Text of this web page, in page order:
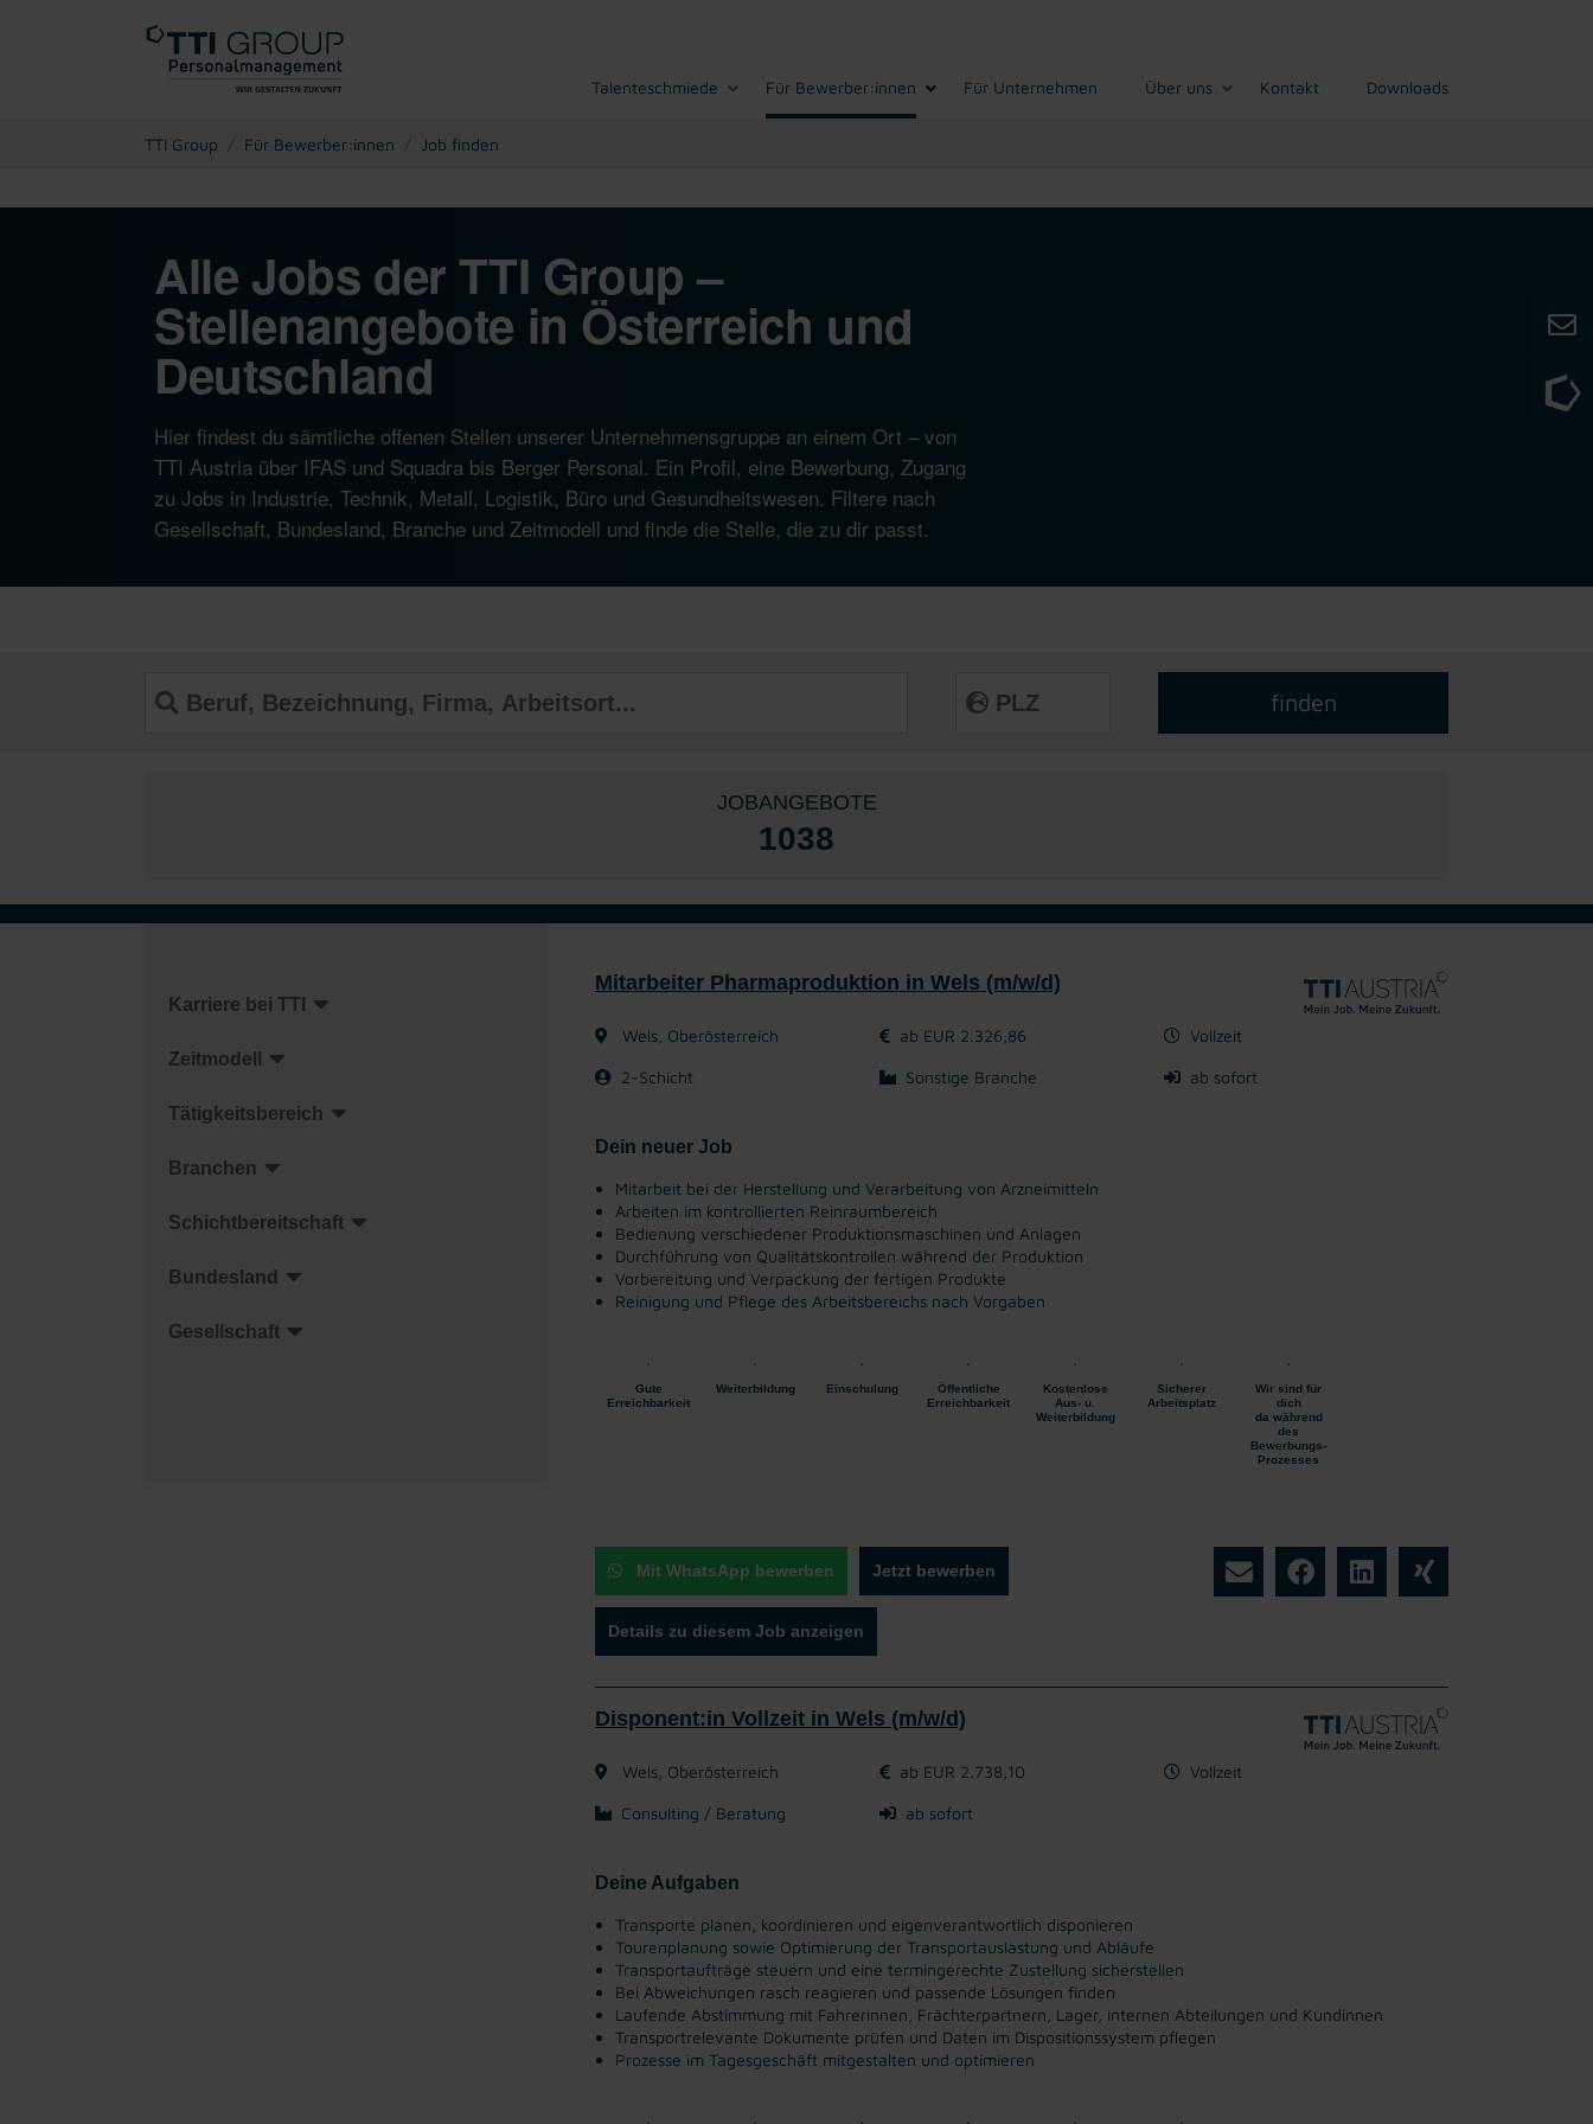
Talenteschmiede Für Bewerber:innen Für Unternehmen Über uns Kontakt Downloads
TTI Group Für Bewerber:innen Job finden
Alle Jobs der TTI Group –
Stellenangebote in Österreich und
Deutschland
Hier findest du sämtliche offenen Stellen unserer Unternehmensgruppe an einem Ort – von
TTI Austria über IFAS und Squadra bis Berger Personal. Ein Profil, eine Bewerbung, Zugang
zu Jobs in Industrie, Technik, Metall, Logistik, Büro und Gesundheitswesen. Filtere nach
Gesellschaft, Bundesland, Branche und Zeitmodell und finde die Stelle, die zu dir passt.
JOBANGEBOTE
1038
Karriere bei TTI
Zeitmodell
Tätigkeitsbereich
Branchen
Schichtbereitschaft
Bundesland
Gesellschaft
Mitarbeiter Pharmaproduktion in Wels (m/w/d)
Wels, Oberösterreich ab EUR 2.326,86 Vollzeit
2-Schicht Sonstige Branche ab sofort
Dein neuer Job
Mitarbeit bei der Herstellung und Verarbeitung von Arzneimitteln
Arbeiten im kontrollierten Reinraumbereich
Bedienung verschiedener Produktionsmaschinen und Anlagen
Durchführung von Qualitätskontrollen während der Produktion
Vorbereitung und Verpackung der fertigen Produkte
Reinigung und Pflege des Arbeitsbereichs nach Vorgaben
Gute
Erreichbarkeit
Weiterbildung Einschulung
Öffentliche
Erreichbarkeit
Kostenlose
Aus- u.
Weiterbildung
Sicherer
Arbeitsplatz
Wir sind für
dich
da während
des
Bewerbungs-
Prozesses
Mit WhatsApp bewerben Jetzt bewerben
Details zu diesem Job anzeigen
Disponent:in Vollzeit in Wels (m/w/d)
Wels, Oberösterreich ab EUR 2.738,10 Vollzeit
Consulting / Beratung ab sofort
Deine Aufgaben
Transporte planen, koordinieren und eigenverantwortlich disponieren
Tourenplanung sowie Optimierung der Transportauslastung und Abläufe
Transportaufträge steuern und eine termingerechte Zustellung sicherstellen
Bei Abweichungen rasch reagieren und passende Lösungen finden
Laufende Abstimmung mit Fahrerinnen, Frächterpartnern, Lager, internen Abteilungen und Kundinnen
Transportrelevante Dokumente prüfen und Daten im Dispositionssystem pflegen
Prozesse im Tagesgeschäft mitgestalten und optimieren